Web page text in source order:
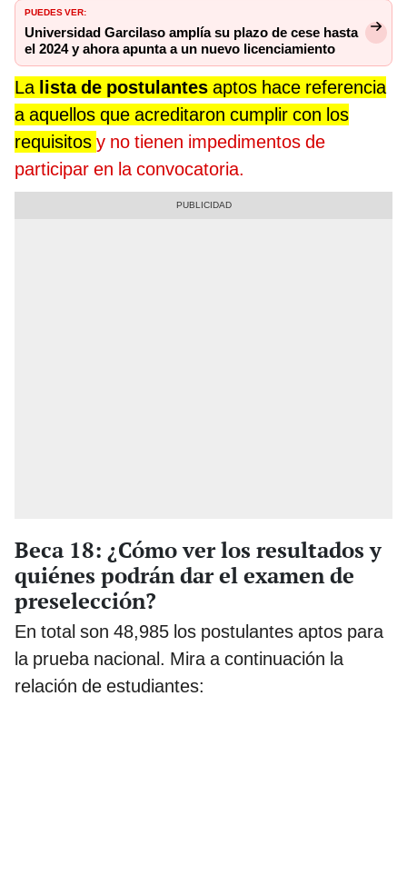
PUEDES VER:
Universidad Garcilaso amplía su plazo de cese hasta
el 2024 y ahora apunta a un nuevo licenciamiento
La lista de postulantes aptos hace referencia
a aquellos que acreditaron cumplir con los
requisitos y no tienen impedimentos de
participar en la convocatoria.
Beca 18: ¿Cómo ver los resultados y
quiénes podrán dar el examen de
preselección?
En total son 48,985 los postulantes aptos para
la prueba nacional. Mira a continuación la
relación de estudiantes: